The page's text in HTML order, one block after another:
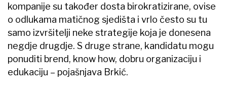
kompanije su također dosta birokratizirane, ovise
o odlukama matičnog sjedišta i vrlo često su tu
samo izvršitelji neke strategije koja je donesena
negdje drugdje. S druge strane, kandidatu mogu
ponuditi brend, know how, dobru organizaciju i
edukaciju – pojašnjava Brkić.